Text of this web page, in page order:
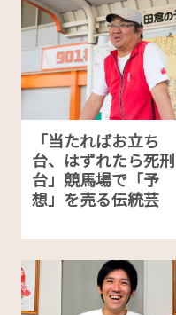
「当たればお立ち
台、はずれたら死刑
台」競馬場で「予
想」を売る伝統芸